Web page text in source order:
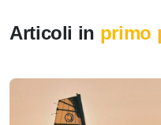
Articoli in primo